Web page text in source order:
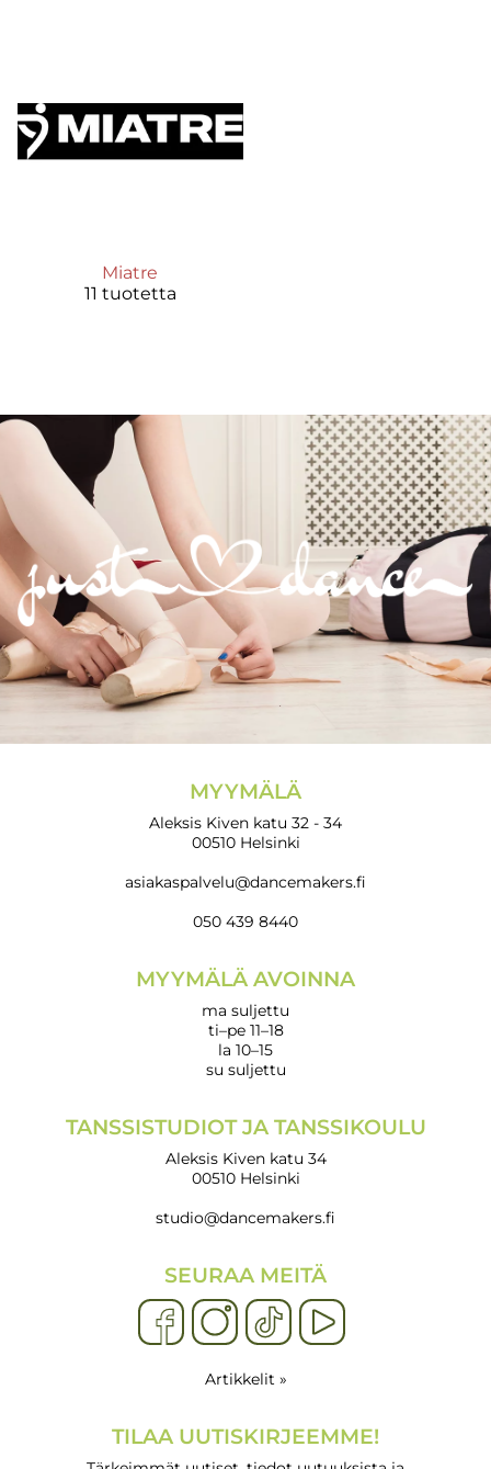
Miatre
11 tuotetta
MYYMÄLÄ
Aleksis Kiven katu 32 - 34
00510 Helsinki
asiakaspalvelu@dancemakers.fi
050 439 8440
MYYMÄLÄ AVOINNA
ma suljettu
ti–pe 11–18
la 10–15
su suljettu
TANSSISTUDIOT JA TANSSIKOULU
Aleksis Kiven katu 34
00510 Helsinki
studio@dancemakers.fi
SEURAA MEITÄ
Artikkelit »
TILAA UUTISKIRJEEMME!